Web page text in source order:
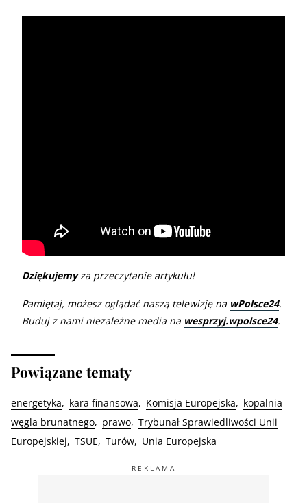
Dziękujemyza przeczytanie artykułu!
Pamiętaj, możesz oglądać naszą telewizję na wPolsce24.
Buduj z nami niezależne media na wesprzyj.wpolsce24.
Powiązane tematy
energetyka kara finansowa Komisja Europejska
kopalnia
węgla brunatnego
prawo Trybunał Sprawiedliwości Unii
Europejskiej
TSUE Turów Unia Europejska